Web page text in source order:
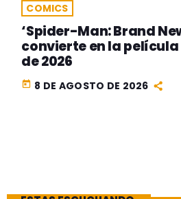
COMICS
‘Spider-Man: Brand
convierte en la
de 2026
today 8 DE AGOSTO DE 2026